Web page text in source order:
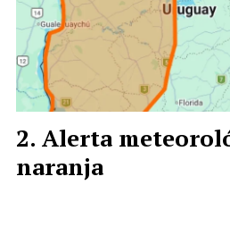
Alerta
naranja